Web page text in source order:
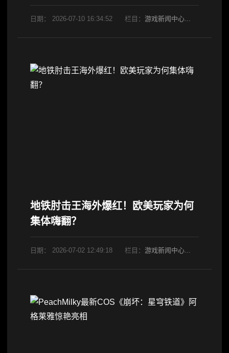
日期： 2026-07-10 16:34:52 栏目： 游戏新闻中心
地铁肘击王海外爆红！欧美玩家为何
集体嗨翻？
日期： 2026-07-02 12:49:18 栏目： 游戏新闻中心